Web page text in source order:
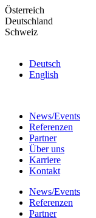
Skip
to
the
Österreich
Deutschland
Schweiz
Deutsch
English
News/Events
Referenzen
Partner
Über uns
Karriere
Kontakt
News/Events
Referenzen
Partner